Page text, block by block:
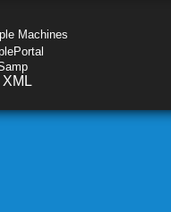
Machines
XML